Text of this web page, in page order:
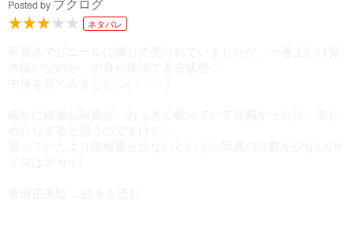
Posted by
ネタバレ